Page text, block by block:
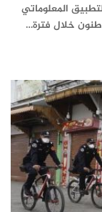
المعلوماتي
خلال فترة…